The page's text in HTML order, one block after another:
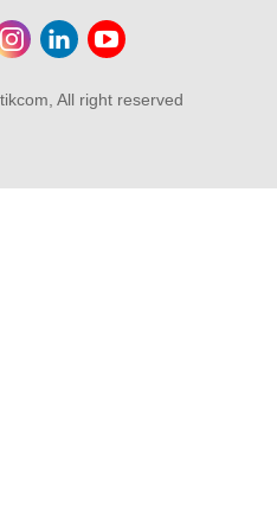
All right reserved